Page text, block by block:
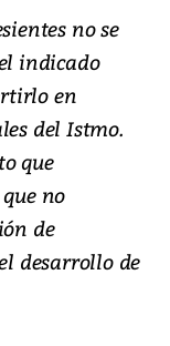
no se
indicado
en
del Istmo.
que
no
de
desarrollo de